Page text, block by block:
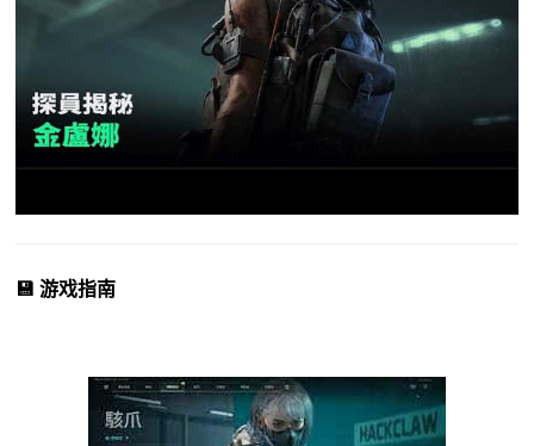
💾 游戏指南